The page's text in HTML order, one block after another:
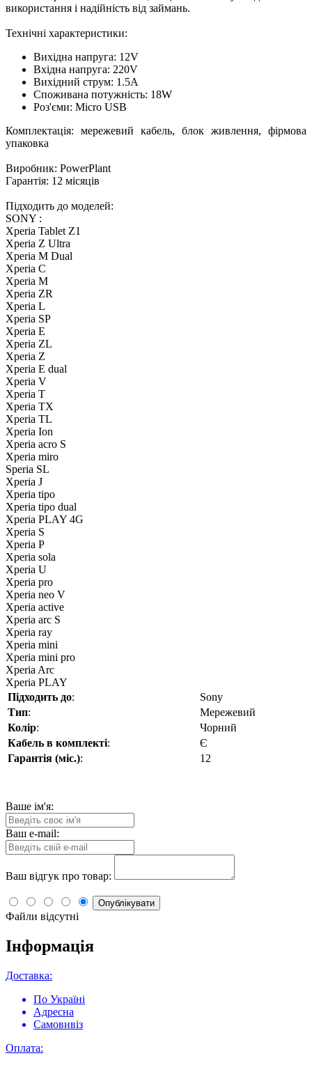
використання і надійність від займань.
Технічні характеристики:
Вихідна напруга: 12V
Вхідна напруга: 220V
Вихідний струм: 1.5A
Споживана потужність: 18W
Роз'єми: Micro USB
Комплектація: мережевий кабель, блок живлення, фірмова
упаковка
Виробник: PowerPlant
Гарантія: 12 місяців
Підходить до моделей:
SONY :
Xperia Tablet Z1
Xperia Z Ultra
Xperia M Dual
Xperia C
Xperia M
Xperia ZR
Xperia L
Xperia SP
Xperia E
Xperia ZL
Xperia Z
Xperia E dual
Xperia V
Xperia T
Xperia TX
Xperia TL
Xperia Ion
Xperia acro S
Xperia miro
Speria SL
Xperia J
Xperia tipo
Xperia tipo dual
Xperia PLAY 4G
Xperia S
Xperia P
Xperia sola
Xperia U
Xperia pro
Xperia neo V
Xperia active
Xperia arc S
Xperia ray
Xperia mini
Xperia mini pro
Xperia Arc
Xperia PLAY
Підходить до:
Sony
Тип:
Мережевий
Колір:
Чорний
Кабель в комплекті:
Є
Гарантія (міс.): 12
Ваше ім'я:
Ваш e-mail:
Ваш відгук про товар:
Опублікувати
Файли відсутні
Інформація
Доставка:
По Україні
Адресна
Самовивіз
Оплата: